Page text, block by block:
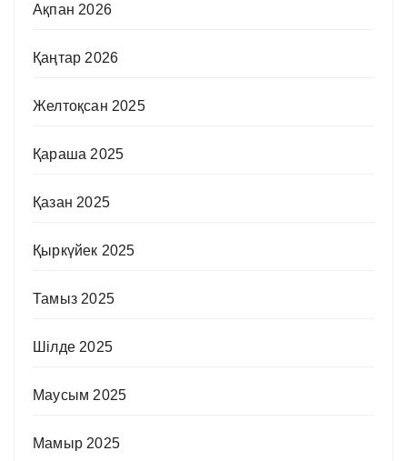
Ақпан 2026
Қаңтар 2026
Желтоқсан 2025
Қараша 2025
Қазан 2025
Қыркүйек 2025
Тамыз 2025
Шілде 2025
Маусым 2025
Мамыр 2025